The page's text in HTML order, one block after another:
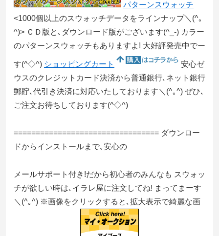
パターンスウォッチ
<1000個以上のスウォッチデータをラインナップ＼(^｡
^)> ＣＤ版と､ダウンロード版がございます(^_-) カラー
のパターンスウォッチもありますよ! 大好評発売中でー
す(^◇^) ショッピングカート
安心ゼ
ウスのクレジットカード決済から普通銀行､ネット銀行
郵貯､代引き決済に対応いたしております＼(^｡^) ぜひ､
ご注文お待ちしております(^◇^)
================================= ダウンロー
ドからインストールまで､安心の
メールサポート付き!だから初心者のみんなも スウォッ
チが欲しい時は､イラレ屋に注文してね! まってまーす
＼(^｡^) ※画像をクリックすると､拡大表示で綺麗な画